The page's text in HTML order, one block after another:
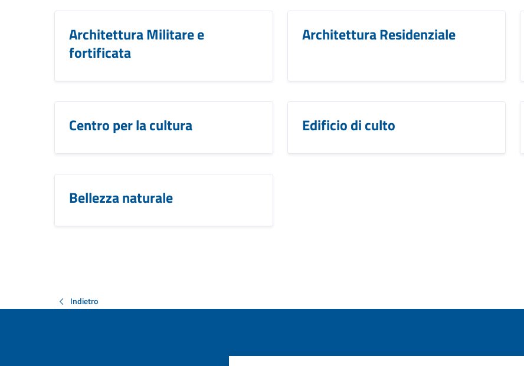
Architettura Militare e
fortificata
Architettura Residenziale
Centro per la cultura Edificio di culto
Bellezza naturale
Indietro